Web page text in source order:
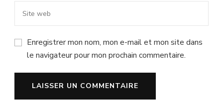
Enregistrer mon nom, mon e-mail et mon site dans
le navigateur pour mon prochain commentaire.